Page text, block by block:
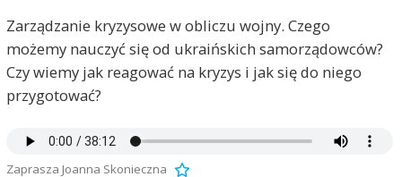
Zarządzanie kryzysowe w obliczu wojny. Czego
możemy nauczyć się od ukraińskich samorządowców?
Czy wiemy jak reagować na kryzys i jak się do niego
przygotować?
Zaprasza Joanna Skonieczna